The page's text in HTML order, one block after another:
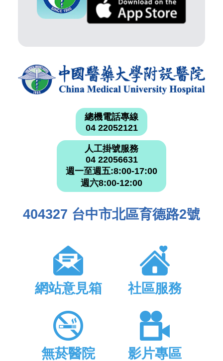
總機電話專線
04 22052121
人工掛號服務
04 22056631
週一至週五:8:00-17:00
週六8:00-12:00
404327 台中市北區育德路2號
網站意見箱 社區服務
無菸醫院 影片專區